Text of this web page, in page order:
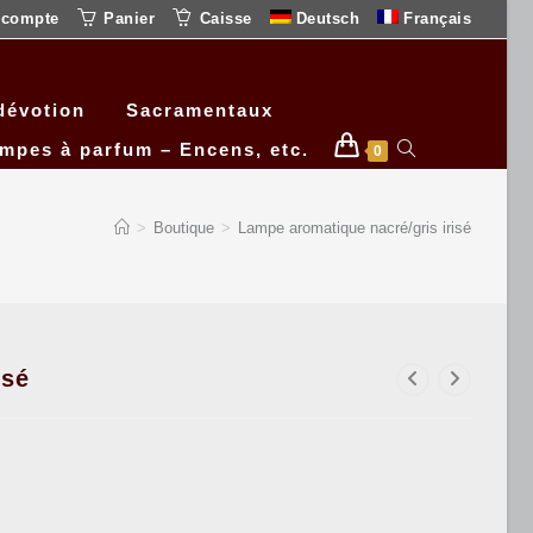
Panier Caisse Deutsch Français
Sacramentaux
à parfum – Encens, etc.
0
> Boutique > Lampe aromatique nacré/gris irisé